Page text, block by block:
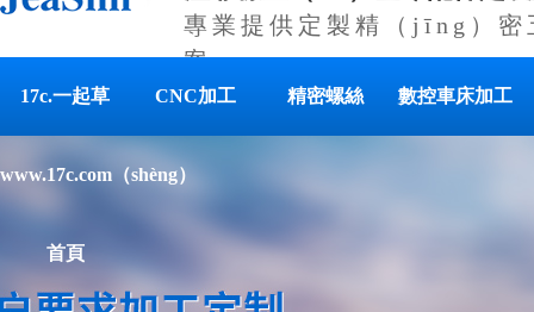
專業提供定製精（jīng）密
案
17c.一起草
www.17c.com（shèng）
首頁
CNC加工 精密螺絲 數控車床加工